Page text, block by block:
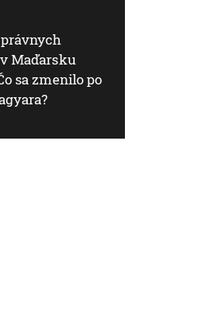
Maďarsku
sa zmenilo po